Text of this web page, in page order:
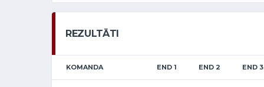
REZULTĀTI
KOMANDA END 1 END 2 END 3